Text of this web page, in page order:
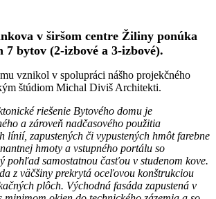
v širšom centre Žiliny ponúka
7 bytov (2-izbové a 3-izbové).
vznikol v spolupráci nášho projekčného
štúdiom Michal Diviš Architekti.
riešenie Bytového domu je
a zároveň nadčasového použitia
línií, zapustených či vypustených hmôt farebne
hmoty a vstupného portálu so
pohľad samostatnou časťou v studenom kove.
z väčšiny prekrytá oceľovou konštrukciou
plôch. Východná fasáda zapustená v